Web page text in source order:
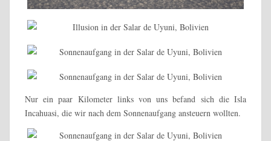
Nur ein paar Kilometer links von uns befand sich die Isla
Incahuasi, die wir nach dem Sonnenaufgang ansteuern wollten.